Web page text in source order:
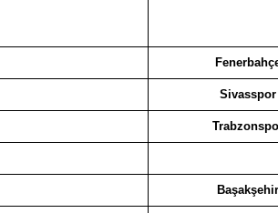
Sivasspor
Başakşehir